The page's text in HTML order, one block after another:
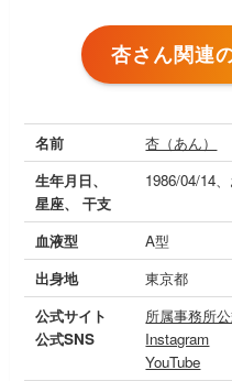
杏さん関連
名前
杏（あん）
生年月日、
星座、 干支
1986/04/14
血液型
A型
出身地
東京都
公式サイト
公式SNS
所属事務所
Instagram
YouTube